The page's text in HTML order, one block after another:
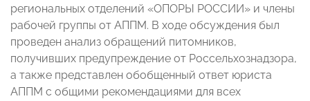
региональных отделений «ОПОРЫ РОССИИ» и члены
рабочей группы от АППМ. В ходе обсуждения был
проведен анализ обращений питомников,
получивших предупреждение от Россельхознадзора,
а также представлен обобщенный ответ юриста
АППМ с общими рекомендациями для всех